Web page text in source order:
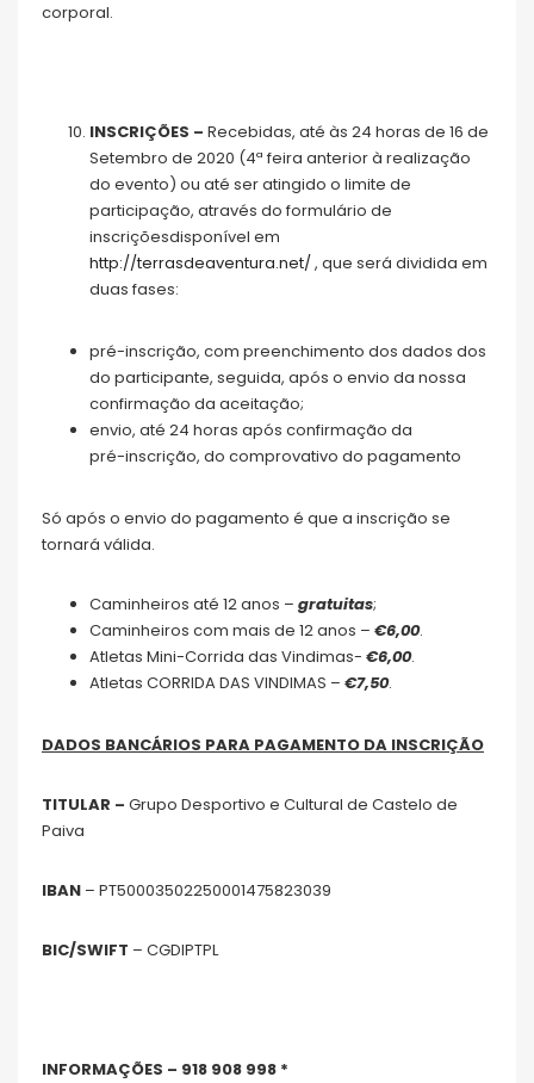
corporal.
INSCRIÇÕES – Recebidas, até às 24 horas de 16 de
Setembro de 2020 (4ª feira anterior à realização
do evento) ou até ser atingido o limite de
participação, através do formulário de
inscriçõesdisponível em
http://terrasdeaventura.net/ , que será dividida em
duas fases:
pré-inscrição, com preenchimento dos dados dos
do participante, seguida, após o envio da nossa
confirmação da aceitação;
envio, até 24 horas após confirmação da
pré-inscrição, do comprovativo do pagamento
Só após o envio do pagamento é que a inscrição se
tornará válida.
Caminheiros até 12 anos – gratuitas;
Caminheiros com mais de 12 anos – €6,00.
Atletas Mini-Corrida das Vindimas- €6,00.
Atletas CORRIDA DAS VINDIMAS – €7,50.
DADOS BANCÁRIOS PARA PAGAMENTO DA INSCRIÇÃO
TITULAR – Grupo Desportivo e Cultural de Castelo de
Paiva
IBAN – PT50003502250001475823039
BIC/SWIFT – CGDIPTPL
INFORMAÇÕES – 918 908 998 *